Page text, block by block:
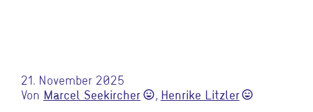
21. November 2025
Von Marcel Seekircher sentiment_very_satisfied, Henrike Litzlersentiment_very_satisfied